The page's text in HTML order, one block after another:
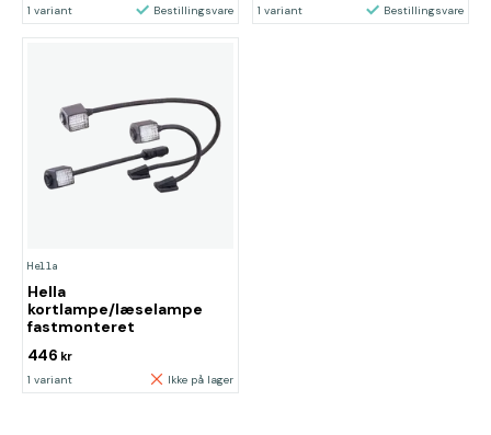
1 variant Bestillingsvare 1 variant Bestillingsvare
Hella
Hella
kortlampe/læselampe
fastmonteret
446 kr
1 variant Ikke på lager